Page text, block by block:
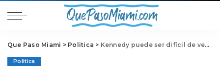
Que Paso Miami > Politica > Kennedy puede ser difícil de vender en Massachusetts, de todos los lugares
Politica